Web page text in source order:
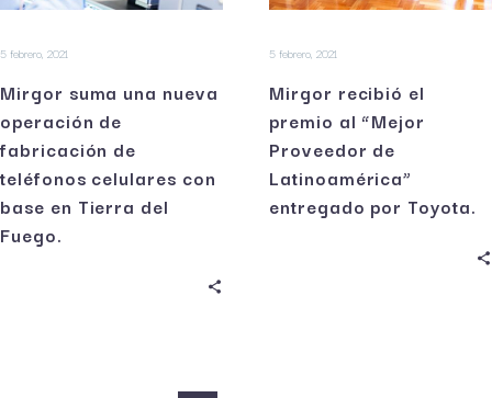
5 febrero, 2021
Mirgor suma una nueva
operación de
fabricación de
teléfonos celulares con
base en Tierra del
Fuego.
5 febrero, 2021
Mirgor recibió el
premio al “Mejor
Proveedor de
Latinoamérica”
entregado por Toyota.